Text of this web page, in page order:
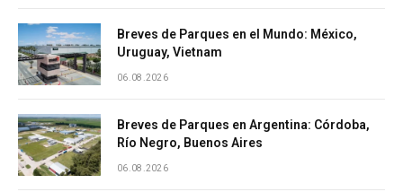
Breves de Parques en el Mundo: México,
Uruguay, Vietnam
06.08.2026
Breves de Parques en Argentina: Córdoba,
Río Negro, Buenos Aires
06.08.2026